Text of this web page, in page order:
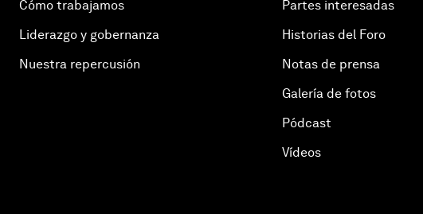
Cómo trabajamos
Liderazgo y gobernanza
Nuestra repercusión
Partes interesadas
Historias del Foro
Notas de prensa
Galería de fotos
Pódcast
Vídeos